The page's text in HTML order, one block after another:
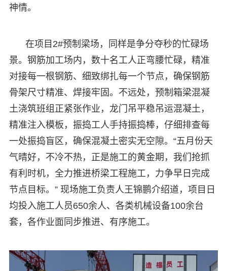
神情。
在项目2#预制梁场，同样是争分夺秒的忙碌场
景。钢筋加工场内，数十名工人正弯腰忙碌，精准
对接每一根钢筋、细致绑扎每一个节点，确保钢筋
骨架尺寸精准、焊接牢固。不远处，预制箱梁混凝
土浇筑班组正紧张作业，龙门吊平稳吊运混凝土，
精准注入模板，振捣工人手持振捣棒，仔细排查每
一处振捣盲区，确保混凝土密实无空隙。“五月份天
气晴好，不冷不热，正是施工的黄金期，我们抢抓
有利时机，全力推进桥梁工程施工，力争早日完成
节点目标。” 现场施工负责人王锦鹏介绍道，项目日
均投入施工人员650余人、各类机械设备100余台
套，各作业面同步推进、有序施工。